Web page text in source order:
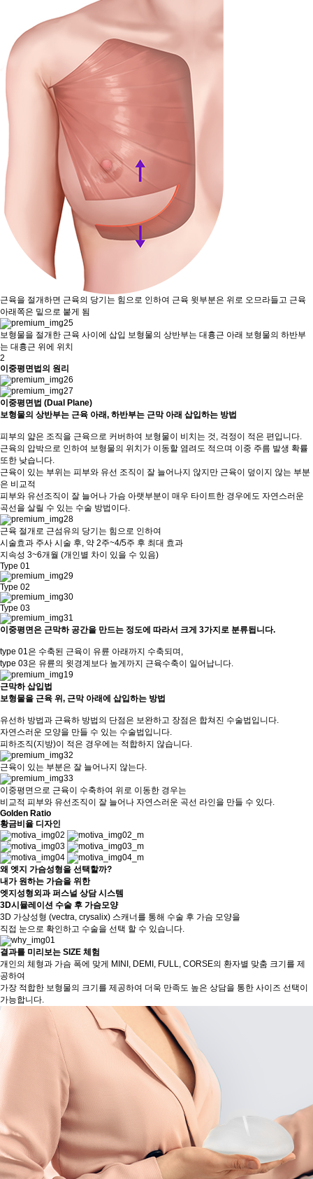
근육을 절개하면 근육의 당기는 힘으로 인하여 근육 윗부분은 위로 오므라들고 근육
아래쪽은 밑으로 붙게 됨
보형물을 절개한 근육 사이에 삽입 보형물의 상반부는 대흉근 아래 보형물의 하반부
는 대흉근 위에 위치
2
이중평면법의 원리
이중평면법 (Dual Plane)
보형물의 상반부는 근육 아래, 하반부는 근막 아래 삽입하는 방법
피부의 얇은 조직을 근육으로 커버하여 보형물이 비치는 것, 걱정이 적은 편입니다.
근육의 압박으로 인하여 보형물의 위치가 이동할 염려도 적으며 이중 주름 발생 확률
또한 낮습니다.
근육이 있는 부위는 피부와 유선 조직이 잘 늘어나지 않지만 근육이 덮이지 않는 부분
은 비교적
피부와 유선조직이 잘 늘어나 가슴 아랫부분이 매우 타이트한 경우에도 자연스러운
곡선을 살릴 수 있는 수술 방법이다.
근육 절개로 근섬유의 당기는 힘으로 인하여
시술효과 주사 시술 후, 약 2주~4/5주 후 최대 효과
지속성 3~6개월 (개인별 차이 있을 수 있음)
Type 01
Type 02
Type 03
이중평면은 근막하 공간을 만드는 정도에 따라서 크게 3가지로 분류됩니다.
type 01은 수축된 근육이 유륜 아래까지 수축되며,
type 03은 유륜의 윗경계보다 높게까지 근육수축이 일어납니다.
근막하 삽입법
보형물을 근육 위, 근막 아래에 삽입하는 방법
유선하 방법과 근육하 방법의 단점은 보완하고 장점은 합쳐진 수술법입니다.
자연스러운 모양을 만들 수 있는 수술법입니다.
피하조직(지방)이 적은 경우에는 적합하지 않습니다.
근육이 있는 부분은 잘 늘어나지 않는다.
이중평면으로 근육이 수축하여 위로 이동한 경우는
비교적 피부와 유선조직이 잘 늘어나 자연스러운 곡선 라인을 만들 수 있다.
Golden Ratio
황금비율 디자인
왜 엣지 가슴성형을 선택할까?
내가 원하는 가슴을 위한
엣지성형외과 퍼스널 상담 시스템
3D시뮬레이션 수술 후 가슴모양
3D 가상성형 (vectra, crysalix) 스캐너를 통해 수술 후 가슴 모양을
직접 눈으로 확인하고 수술을 선택 할 수 있습니다.
결과를 미리보는 SIZE 체험
개인의 체형과 가슴 폭에 맞게 MINI, DEMI, FULL, CORSE의 환자별 맞춤 크기를 제
공하여
가장 적합한 보형물의 크기를 제공하여 더욱 만족도 높은 상담을 통한 사이즈 선택이
가능합니다.